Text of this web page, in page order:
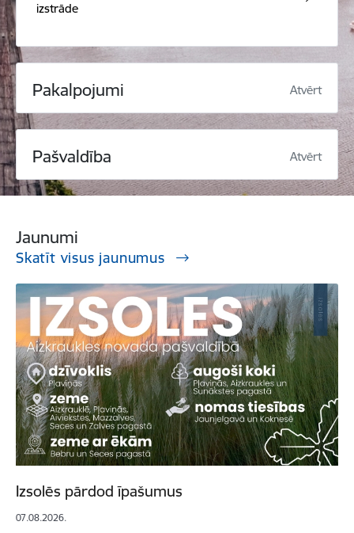
izstrāde
Pakalpojumi Atvērt
Pašvaldība Atvērt
Jaunumi
Skatīt visus jaunumus
Izsolēs pārdod īpašumus
07.08.2026.